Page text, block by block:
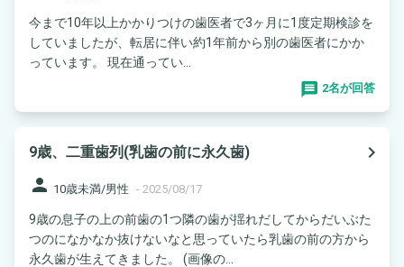
今まで10年以上かかりつけの歯医者で3ヶ月に1度定期検診を
していましたが、転居に伴い約1年前から別の歯医者にかか
っています。 現在通ってい...
2名が回答
9歳、二重歯列(乳歯の前に永久歯)
navigate_next
person 10歳未満/男性 - 2025/08/17
9歳の息子の上の前歯の1つ隣の歯が揺れだしてからだいぶた
つのになかなか抜けないなと思っていたら乳歯の前の方から
永久歯が生えてきました。 (画像の...